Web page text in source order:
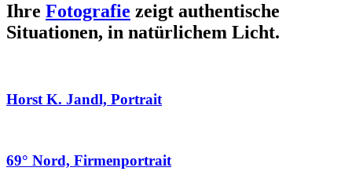
Ihre Fotografie zeigt authentische
Situationen, in natürlichem Licht.
Horst K. Jandl, Portrait
69° Nord, Firmenportrait